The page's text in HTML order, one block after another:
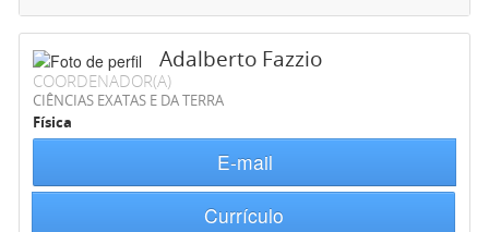
Adalberto Fazzio
COORDENADOR(A)
CIÊNCIAS EXATAS E DA TERRA
Física
E-mail
Currículo